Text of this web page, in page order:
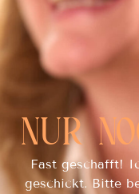
NUR
Fast geschafft!
geschickt. Bitte